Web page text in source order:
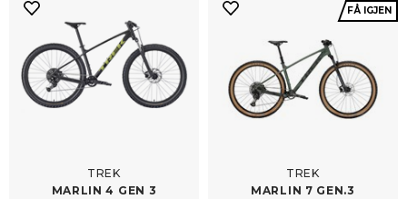
TREK
MARLIN 4 GEN 3
FÅ IGJEN
TREK
MARLIN 7 GEN.3